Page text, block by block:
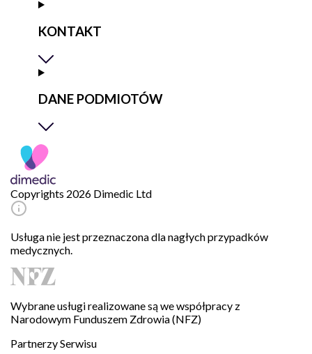
KONTAKT
DANE PODMIOTÓW
Copyrights 2026 Dimedic Ltd
Usługa nie jest przeznaczona dla nagłych przypadków
medycznych.
Wybrane usługi realizowane są we współpracy z
Narodowym Funduszem Zdrowia (NFZ)
Partnerzy Serwisu